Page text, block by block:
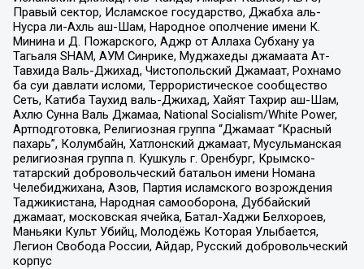
Правый сектор, Исламское государство, Джабха аль-
Нусра ли-Ахль аш-Шам, Народное ополчение имени К.
Минина и Д. Пожарского, Аджр от Аллаха Субхану уа
Тагьаля SHAM, АУМ Синрике, Муджахеды джамаата Ат-
Тавхида Валь-Джихад, Чистопольский Джамаат, Рохнамо
ба суи давлати исломи, Террористическое сообщество
Сеть, Катиба Таухид валь-Джихад, Хайят Тахрир аш-Шам,
Ахлю Сунна Валь Джамаа, National Socialism/White Power,
Артподготовка, Религиозная группа “Джамаат “Красный
пахарь”, Колумбайн, Хатлонский джамаат, Мусульманская
религиозная группа п. Кушкуль г. Оренбург, Крымско-
татарский добровольческий батальон имени Номана
Челебиджихана, Азов, Партия исламского возрождения
Таджикистана, Народная самооборона, Дуббайский
джамаат, московская ячейка, Батал-Хаджи Белхороев,
Маньяки Культ Убийц, Молодёжь Которая Улыбается,
Легион Свобода России, Айдар, Русский добровольческий
корпус